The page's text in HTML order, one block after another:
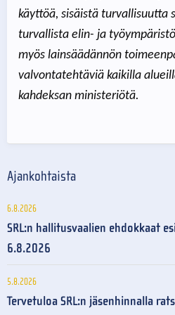
käyttöä, sisäistä turvallisuutta
turvallista elin- ja
myös lainsäädännön
valvontatehtäviä kaikilla
kahdeksan ministeriötä.
Ajankohtaista
6.8.2026
SRL:n hallitusvaalien ehdokkaat
6.8.2026
5.8.2026
Tervetuloa SRL:n jäsenhinnalla